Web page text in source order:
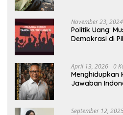
November 23, 2024
Politik Uang:
Demokrasi di
April 13, 2026 0
Menghidupkan
Jawaban
September 12,